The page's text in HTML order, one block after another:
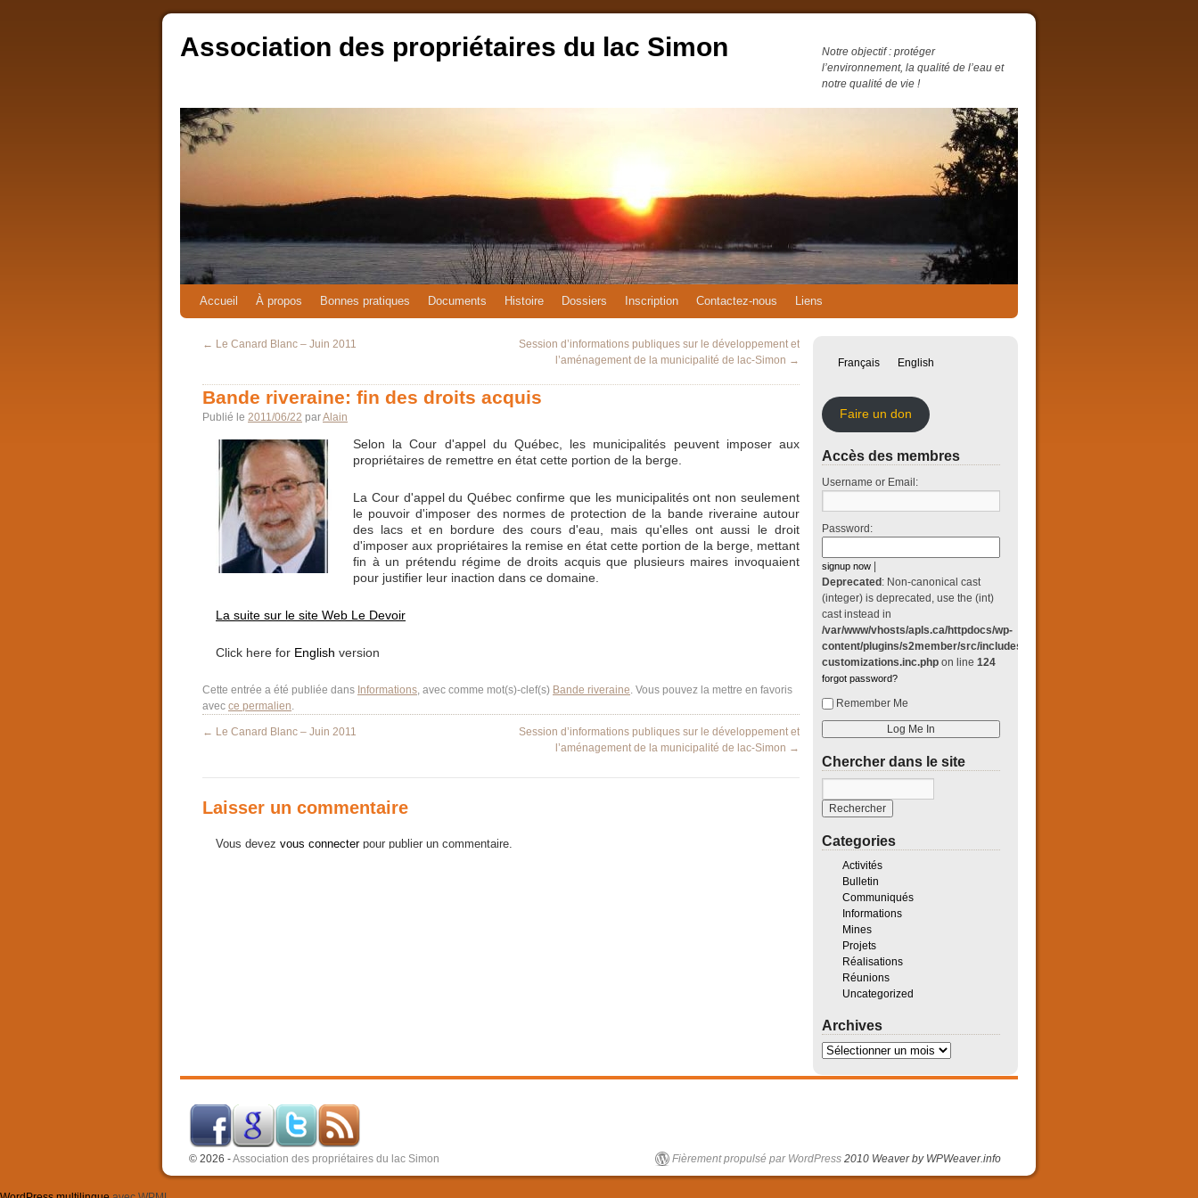
Association des propriétaires du lac Simon
Notre objectif : protéger
l’environnement, la qualité de l’eau et
notre qualité de vie !
Accueil À propos Bonnes pratiques Documents Histoire Dossiers Inscription Contactez-nous Liens
← Le Canard Blanc – Juin 2011
Session d’informations publiques sur le développement et
l’aménagement de la municipalité de lac-Simon →
Bande riveraine: fin des droits acquis
Publié le 2011/06/22 parAlain
Selon la Cour d'appel du Québec, les municipalités peuvent imposer aux
propriétaires de remettre en état cette portion de la berge.
La Cour d'appel du Québec confirme que les municipalités ont non seulement
le pouvoir d'imposer des normes de protection de la bande riveraine autour
des lacs et en bordure des cours d'eau, mais qu'elles ont aussi le droit
d'imposer aux propriétaires la remise en état cette portion de la berge, mettant
fin à un prétendu régime de droits acquis que plusieurs maires invoquaient
pour justifier leur inaction dans ce domaine.
La suite sur le site Web Le Devoir
Click here for English version
Cette entrée a été publiée dans Informations, avec comme mot(s)-clef(s) Bande riveraine. Vous pouvez la mettre en favoris
avec ce permalien.
← Le Canard Blanc – Juin 2011
Session d’informations publiques sur le développement et
l’aménagement de la municipalité de lac-Simon →
Laisser un commentaire
Vous devez vous connecterpour publier un commentaire.
Français English
Faire un don
Accès des membres
Username or Email:
Password:
signup now |
Deprecated: Non-canonical cast
(integer) is deprecated, use the (int)
cast instead in
/var/www/vhosts/apls.ca/httpdocs/wp-
content/plugins/s2member/src/includes/classes/login-
customizations.inc.php on line 124
forgot password?
Remember Me
Chercher dans le site
Categories
Activités
Bulletin
Communiqués
Informations
Mines
Projets
Réalisations
Réunions
Uncategorized
Archives
© 2026 -Association des propriétaires du lac Simon Fièrement propulsé par WordPress 2010 Weaver by WPWeaver.info